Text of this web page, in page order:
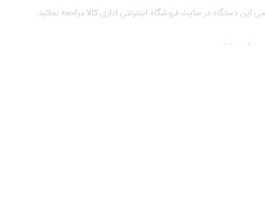
دستگاه در سایت فروشگاه اینترنتی اداری کالا مراجعه نمائید.
بیشتر نشان بده